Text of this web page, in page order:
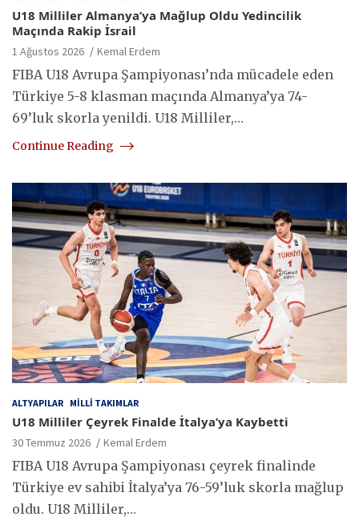
U18 Milliler Almanya’ya Mağlup Oldu Yedincilik
Maçında Rakip İsrail
1 Ağustos 2026 Kemal Erdem
FIBA U18 Avrupa Şampiyonası’nda mücadele eden
Türkiye 5-8 klasman maçında Almanya’ya 74-
69’luk skorla yenildi. U18 Milliler,…
Continue Reading
ALTYAPILAR MILLI TAKIMLAR
U18 Milliler Çeyrek Finalde İtalya’ya Kaybetti
30 Temmuz 2026 Kemal Erdem
FIBA U18 Avrupa Şampiyonası çeyrek finalinde
Türkiye ev sahibi İtalya’ya 76-59’luk skorla mağlup
oldu. U18 Milliler,…